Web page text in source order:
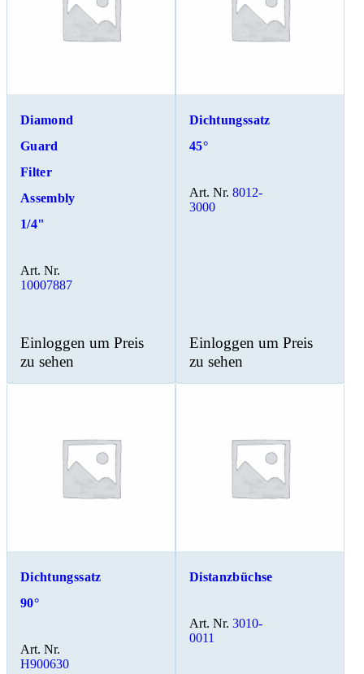
Diamond
Guard
Filter
Assembly
1/4"
Art. Nr.
10007887
Einloggen um Preis
zu sehen
Dichtungssatz
45°
Art. Nr. 8012-
3000
Einloggen um Preis
zu sehen
Dichtungssatz
90°
Art. Nr.
H900630
Distanzbüchse
Art. Nr. 3010-
0011